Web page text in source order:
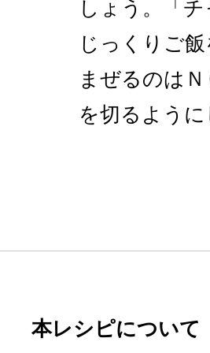
しょう。「
じっくりご
まぜるのは
を切るよう
本レシピについて